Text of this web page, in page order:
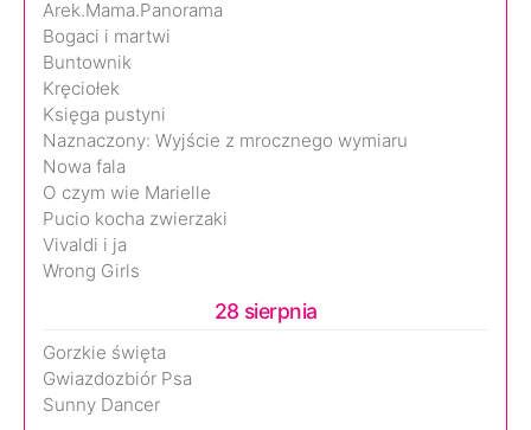
Arek.Mama.Panorama
Bogaci i martwi
Buntownik
Kręciołek
Księga pustyni
Naznaczony: Wyjście z mrocznego wymiaru
Nowa fala
O czym wie Marielle
Pucio kocha zwierzaki
Vivaldi i ja
Wrong Girls
28 sierpnia
Gorzkie święta
Gwiazdozbiór Psa
Sunny Dancer